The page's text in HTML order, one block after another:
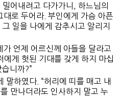
어내려고 다가가니, 하느님의
대로 두어라. 부인에게 가슴 아픈
일을 나에게 감추시고 알리지
가 언제 어르신께 아들을 달라고
에게 헛된 기대를 갖게 하지 마십
니까?”
말하였다. “허리에 띠를 매고 내
만나더라도 인사하지 말고 누